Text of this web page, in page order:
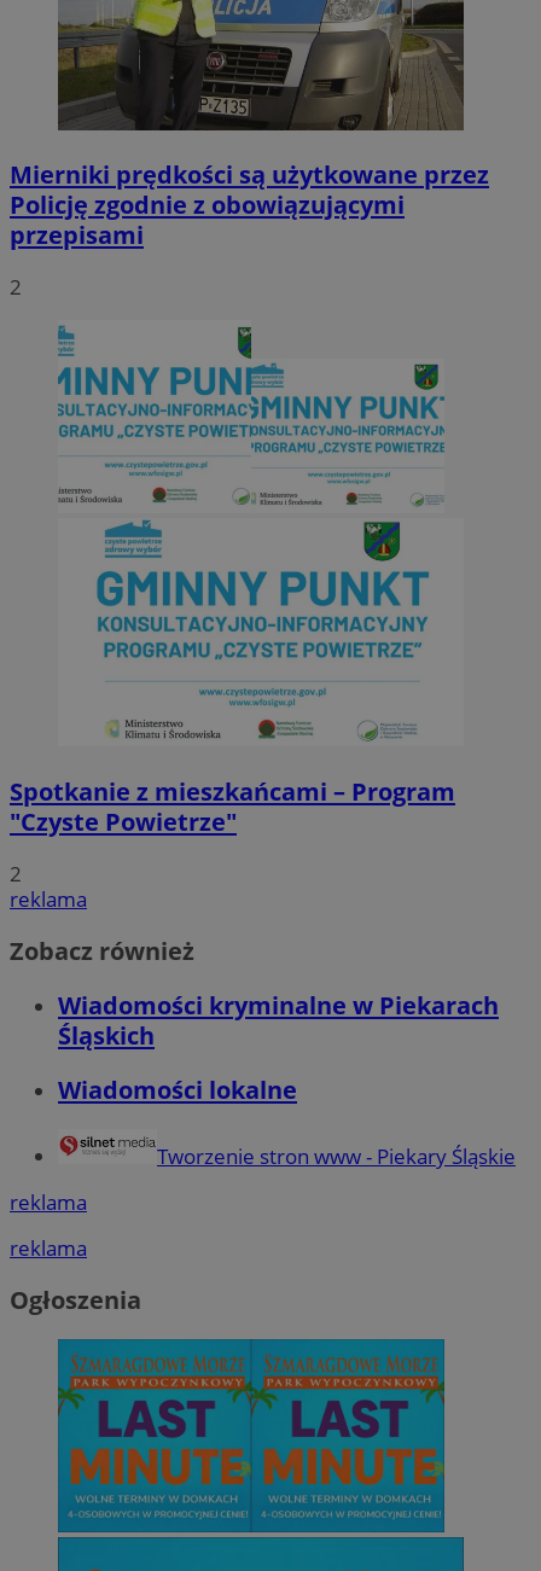
Mierniki prędkości są użytkowane przez
Policję zgodnie z obowiązującymi
przepisami
2
Spotkanie z mieszkańcami – Program
"Czyste Powietrze"
2
reklama
Zobacz również
Wiadomości kryminalne w Piekarach
Śląskich
Wiadomości lokalne
Tworzenie stron www - Piekary Śląskie
reklama
reklama
Ogłoszenia